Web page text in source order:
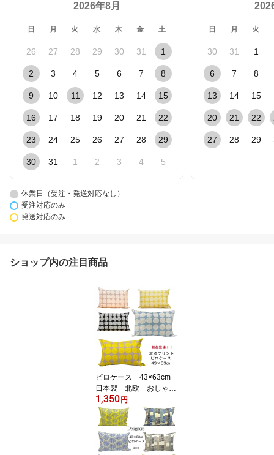
2026年8月
日 月 火 水 木 金 土
26 27 28 29 30 31 1
2 3 4 5 6 7 8
9 10 11 12 13 14 15
16 17 18 19 20 21 22
23 24 25 26 27 28 29
30 31 1 2 3 4 5
日 月 火
30 31 1
6 7 8
13 14 15
20 21 22
27 28 29
休業日（受注・発送対応なし）
受注対応のみ
発送対応のみ
ショップ内の注目商品
ピロケース 43×63cm
日本製 北欧 おしゃ
れ シンプル 可愛い
枕カバー コットン10
0% FABRIC'S 日本縫
製 綿100％ 人気
1,350円